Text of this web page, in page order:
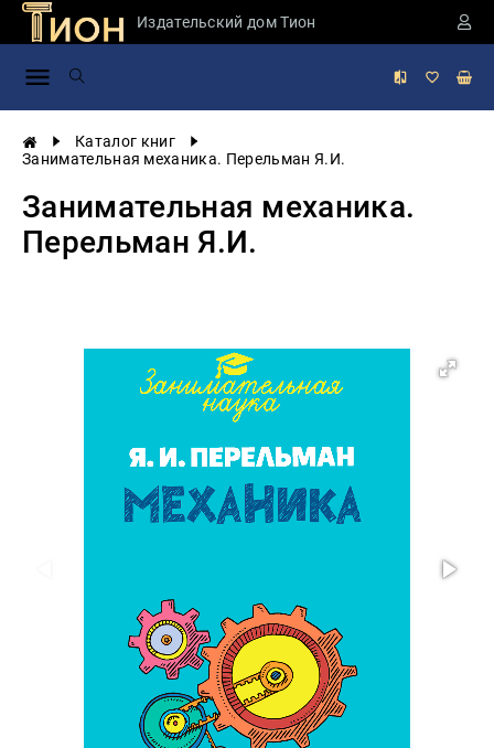
Издательский дом Тион
Каталог книг
Занимательная механика. Перельман Я.И.
Занимательная механика.
Перельман Я.И.
Занимательная
России
история
Экономика
Учебная
Публицистика
Философия
Конспирология